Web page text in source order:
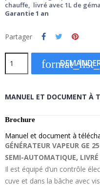
chauffe, livré avec 1L de
Garantie 1 an
Partager
MANUEL ET DOCUMENT À
Brochure
Manuel et document à
GÉNÉRATEUR VAPEUR GE
SEMI-AUTOMATIQUE, LIVRÉ
Il est équipé d’un contrôle
cuve et dans la bâche avec